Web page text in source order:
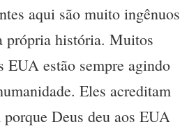
aqui são muito ingênuos
própria história. Muitos
EUA estão sempre agindo
Eles acreditam
Deus deu aos EUA